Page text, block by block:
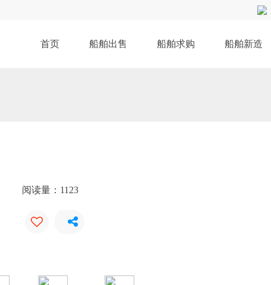
首页 船舶出售 船舶求购 船舶新造
阅读量： 1123